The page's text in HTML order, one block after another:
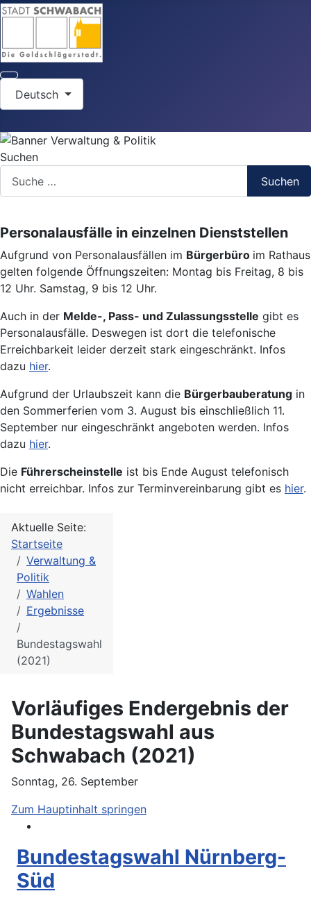
Deutsch
Suchen
Suchen
Personalausfälle in einzelnen Dienststellen
Aufgrund von Personalausfällen im Bürgerbüro im Rathaus
gelten folgende Öffnungszeiten: Montag bis Freitag, 8 bis
12 Uhr. Samstag, 9 bis 12 Uhr.
Auch in der Melde-, Pass- und Zulassungsstelle gibt es
Personalausfälle. Deswegen ist dort die telefonische
Erreichbarkeit leider derzeit stark eingeschränkt. Infos
dazu hier.
Aufgrund der Urlaubszeit kann die Bürgerbauberatung in
den Sommerferien vom 3. August bis einschließlich 11.
September nur eingeschränkt angeboten werden. Infos
dazu hier.
Die Führerscheinstelle ist bis Ende August telefonisch
nicht erreichbar. Infos zur Terminvereinbarung gibt es hier.
Aktuelle Seite:
Startseite
Verwaltung &
Politik
Wahlen
Ergebnisse
Bundestagswahl
(2021)
Vorläufiges Endergebnis der
Bundestagswahl aus
Schwabach (2021)
Sonntag, 26. September
Zum Hauptinhalt springen
Bundestagswahl Nürnberg-
Süd